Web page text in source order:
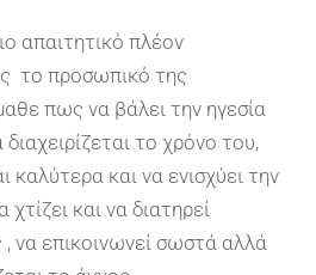
απαιτητικό πλέον
το προσωπικό της
πως να βάλει την ηγεσία
το χρόνο του,
καλύτερα και να ενισχύει την
και να διατηρεί
, να επικοινωνεί σωστά αλλά